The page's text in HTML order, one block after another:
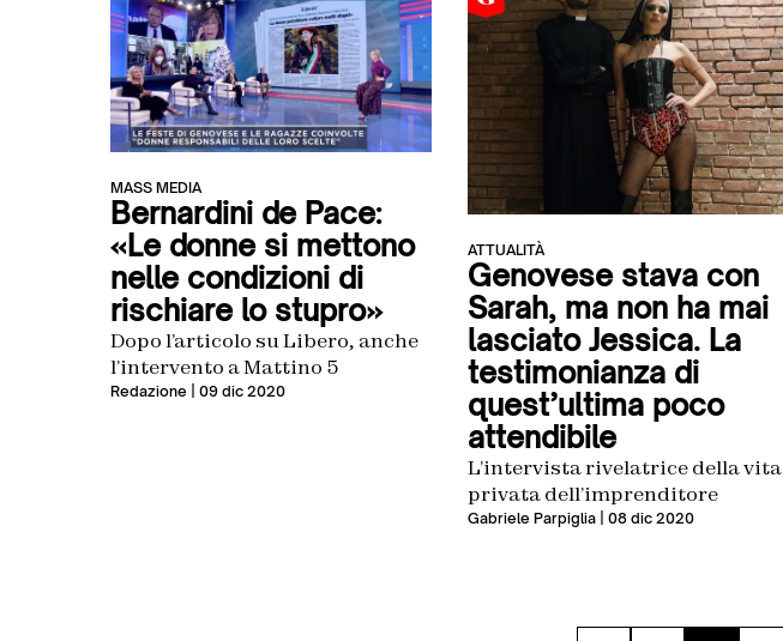
MASS MEDIA
Bernardini de Pace:
«Le donne si mettono
nelle condizioni di
rischiare lo stupro»
Dopo l’articolo su Libero, anche
l’intervento a Mattino 5
Redazione | 09 dic 2020
ATTUALITÀ
Genovese stava con
Sarah, ma non ha mai
lasciato Jessica. La
testimonianza di
quest’ultima poco
attendibile
L’intervista rivelatrice della vita
privata dell’imprenditore
Gabriele Parpiglia| 08 dic 2020